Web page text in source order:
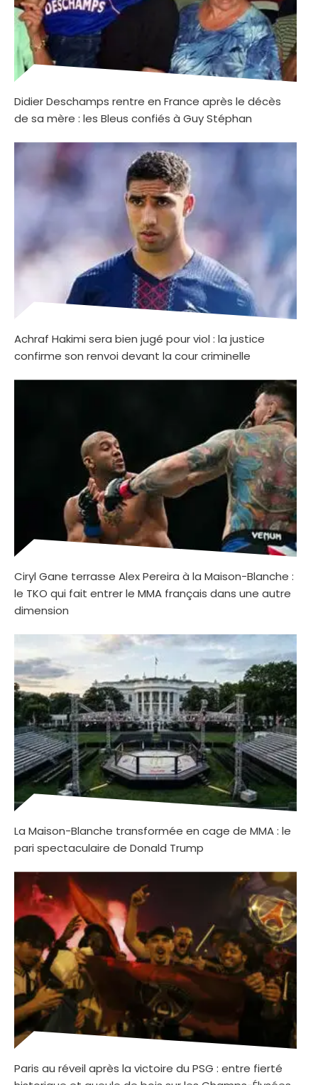
Didier Deschamps rentre en France après le décès
de sa mère : les Bleus confiés à Guy Stéphan
Achraf Hakimi sera bien jugé pour viol : la justice
confirme son renvoi devant la cour criminelle
Ciryl Gane terrasse Alex Pereira à la Maison-Blanche :
le TKO qui fait entrer le MMA français dans une autre
dimension
La Maison-Blanche transformée en cage de MMA : le
pari spectaculaire de Donald Trump
Paris au réveil après la victoire du PSG : entre fierté